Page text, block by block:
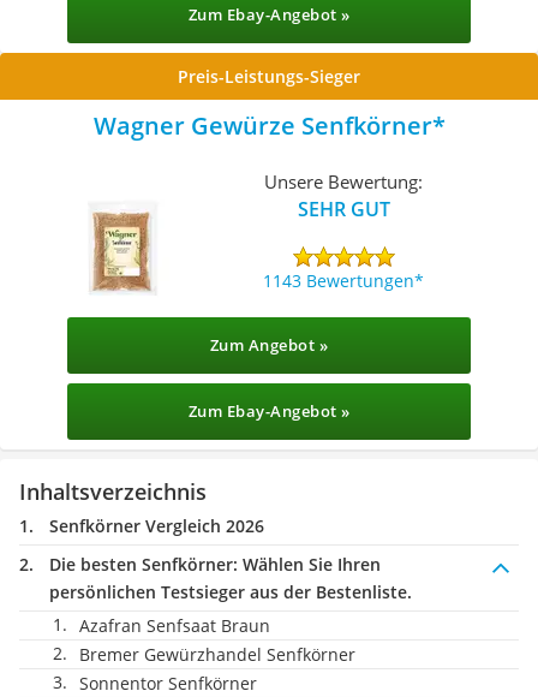
Zum Ebay-Angebot »
Preis-Leistungs-Sieger
Wagner Gewürze Senfkörner
Unsere Bewertung:
SEHR GUT
1143 Bewertungen
Zum Angebot »
Zum Ebay-Angebot »
Inhaltsverzeichnis
Senfkörner Vergleich 2026
Die besten Senfkörner: Wählen Sie Ihren
persönlichen Testsieger aus der Bestenliste.
Azafran Senfsaat Braun
Bremer Gewürzhandel Senfkörner
Sonnentor Senfkörner